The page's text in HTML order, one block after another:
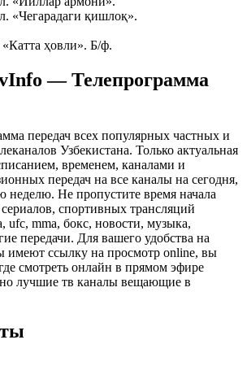
«Чегарадаги қишлоқ».
ҳовли». Б/ф.
— Телепрограмма
передач всех популярных частных и
Узбекистана. Только актуальная
временем, каналами и
передач на все каналы на сегодня,
неделю. Не пропустите время начала
спортивных трансляций
ufc, mma, бокс, новости, музыка,
передачи. Для вашего удобства на
имеют ссылку на просмотр online, вы
где смотреть онлайн в прямом эфире
лучшие тв каналы вещающие в